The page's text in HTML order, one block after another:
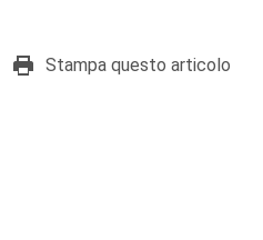
Stampa questo articolo